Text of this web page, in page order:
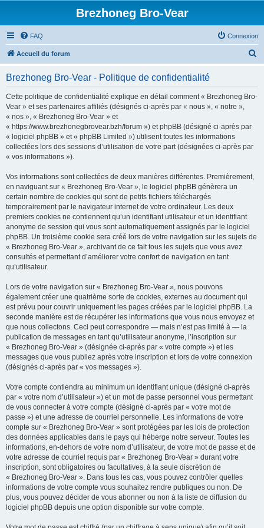
Brezhoneg Bro-Vear
FAQ Connexion
Accueil du forum
Brezhoneg Bro-Vear - Politique de confidentialité
Cette politique de confidentialité explique en détail comment « Brezhoneg Bro-
Vear » et ses partenaires affiliés (désignés ci-après par « nous », « notre »,
« nos », « Brezhoneg Bro-Vear » et
« https://www.brezhonegbrovear.bzh/forum ») et phpBB (désigné ci-après par
« logiciel phpBB » et « phpBB Limited ») utilisent toutes les informations
collectées lors des sessions d’utilisation de votre part (désignées ci-après par
« vos informations »).
Vos informations sont collectées de deux manières différentes. Premièrement,
en naviguant sur « Brezhoneg Bro-Vear », le logiciel phpBB génèrera un
certain nombre de cookies qui sont de petits fichiers téléchargés
temporairement par le navigateur internet de votre ordinateur. Les deux
premiers cookies ne contiennent qu’un identifiant utilisateur et un identifiant
anonyme de session qui vous sont automatiquement assignés par le logiciel
phpBB. Un troisième cookie sera créé lors de votre navigation sur les sujets de
« Brezhoneg Bro-Vear », archivant de ce fait tous les sujets que vous avez
consultés et permettant d’améliorer votre confort de navigation en tant
qu’utilisateur.
Lors de votre navigation sur « Brezhoneg Bro-Vear », nous pouvons
également créer une quatrième sorte de cookies, externes au document qui
est prévu pour couvrir uniquement les pages créées par le logiciel phpBB. La
seconde manière est de récupérer les informations que vous nous envoyez et
que nous collectons. Ceci peut correspondre — mais n’est pas limité à — la
publication de messages en tant qu’utilisateur anonyme, l’inscription sur
« Brezhoneg Bro-Vear » (désignée ci-après par « votre compte ») et les
messages que vous publiez après votre inscription et lors de votre connexion
(désignés ci-après par « vos messages »).
Votre compte contiendra au minimum un identifiant unique (désigné ci-après
par « votre nom d’utilisateur ») et un mot de passe personnel vous permettant
de vous connecter à votre compte (désigné ci-après par « votre mot de
passe ») et une adresse de courriel personnelle. Les informations de votre
compte sur « Brezhoneg Bro-Vear » sont protégées par les lois de protection
des données applicables dans le pays qui héberge notre serveur. Toutes les
informations, en-dehors de votre nom d’utilisateur, de votre mot de passe et de
votre adresse de courriel requis par « Brezhoneg Bro-Vear » durant votre
inscription, sont obligatoires ou facultatives, à la seule discrétion de
« Brezhoneg Bro-Vear ». Dans tous les cas, vous pouvez contrôler quelles
informations de votre compte vous souhaitez rendre publiques ou non. De
plus, vous pouvez décider de vous abonner ou non à la liste de diffusion du
logiciel phpBB depuis une option disponible sur votre compte.